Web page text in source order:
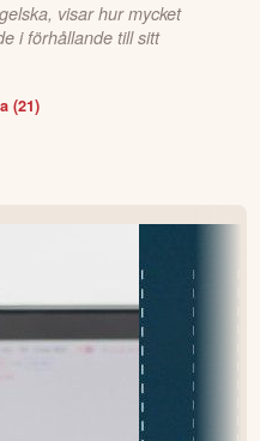
visar hur mycket
i förhållande till sitt
(21)